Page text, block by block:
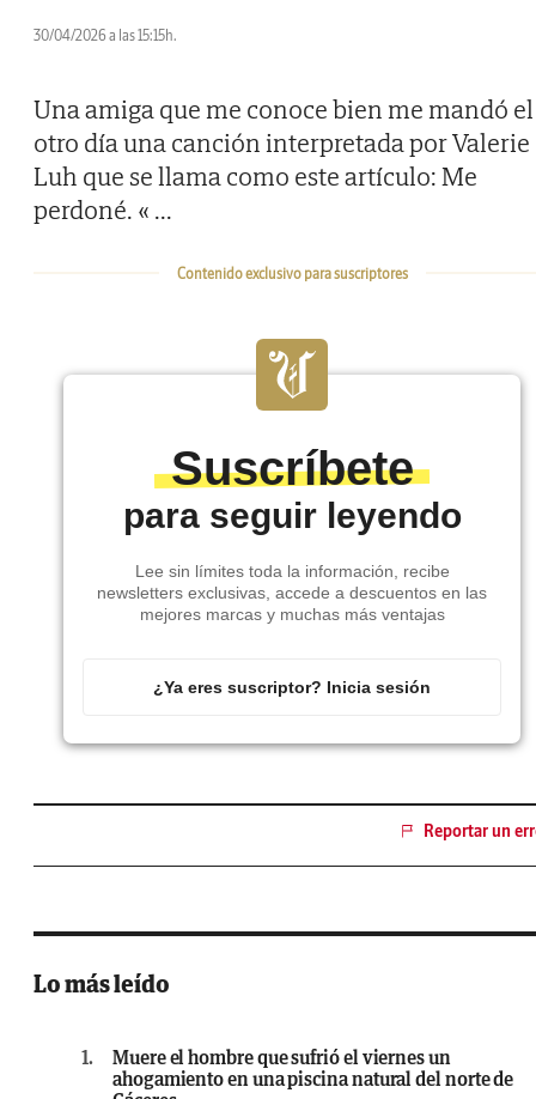
30/04/2026 a las 15:15h.
Una amiga que me conoce bien me mandó el
otro día una canción interpretada por Valerie
Luh que se llama como este artículo: Me
perdoné. « ...
Contenido exclusivo para suscriptores
Suscríbete
para seguir leyendo
Lee sin límites toda la información, recibe
newsletters exclusivas, accede a descuentos en las
mejores marcas y muchas más ventajas
¿Ya eres suscriptor? Inicia sesión
Reportar un
Lo más leído
1.
Muere el hombre que sufrió el viernes un
ahogamiento en una piscina natural del norte de